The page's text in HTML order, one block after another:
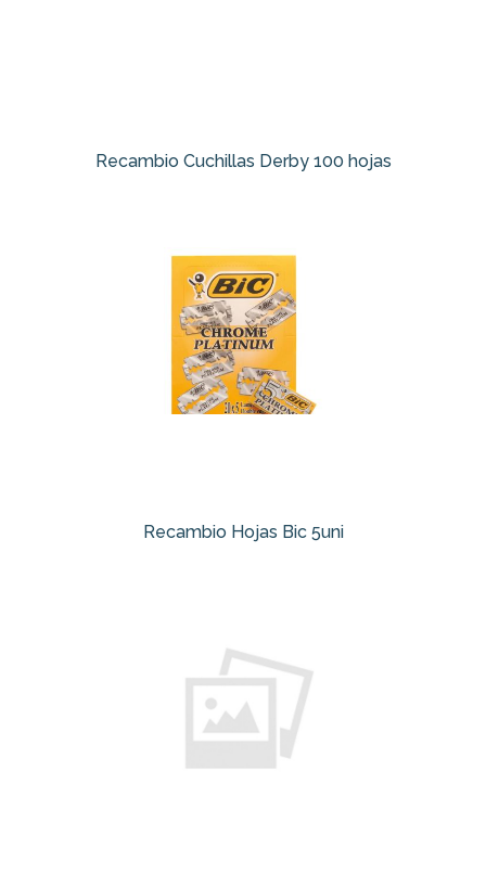
Recambio Cuchillas Derby 100 hojas
Recambio Hojas Bic 5uni